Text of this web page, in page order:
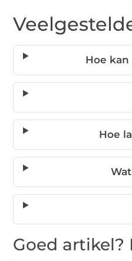
Hoe
Hoe
Goed artikel?